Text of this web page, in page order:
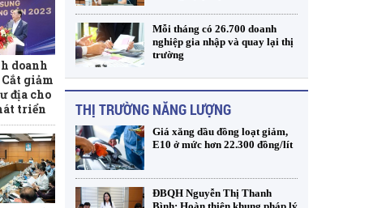
doanh
giảm
địa cho
triển
Mỗi tháng có 26.700 doanh
nghiệp gia nhập và quay lại thị
trường
THỊ TRƯỜNG NĂNG LƯỢNG
Giá xăng dầu đồng loạt giảm,
E10 ở mức hơn 22.300 đồng/lít
ĐBQH Nguyễn Thị Thanh